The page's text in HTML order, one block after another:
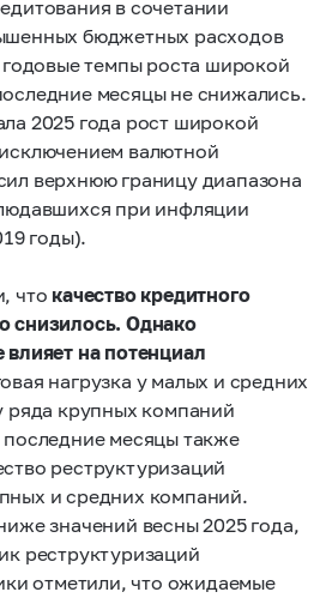
в сочетании
бюджетных расходов
темпы роста широкой
месяцы не снижались.
2025 года рост широкой
валютной
верхнюю границу диапазона
при инфляции
годы).
что качество кредитного
снизилось. Однако
на потенциал
нагрузка у малых и средних
ряда крупных компаний
месяцы также
реструктуризаций
и средних компаний.
значений весны 2025 года,
реструктуризаций
отметили, что ожидаемые